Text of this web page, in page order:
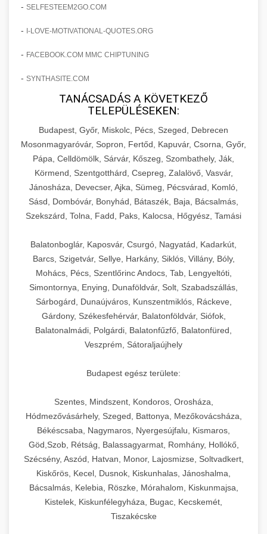
amelyek valós eredményeket hoznak.
szonyegtisztito.net
marketing stratégiai tervrajz
útjáról, bemutatva az utat a küzdő praxistól a
virágzó vállalkozásig 150%-os növekedéssel.
klinika átalakulási történet
Érdeklődés 150%-os Fokozása
Technikák és módszerek a páciensek
érdeklődésének és elkötelezettségének drámai
növeléséhez. Egy 150%-os fellendülési
esettanulmány gyakorlati betekintésekkel.
weboldal-keszites.co
elkötelezettség erősítési módszerek
🎮 19. AI Google Ads és Meta
Kampány Kezelés
Fejlett AI-alapú Google Ads és Meta hirdetési
kampánykezelés. Optimalizálja hirdetési
költségvetését gépi tanulással és
automatizálással.
aikampany.hu AI hirdetési automatizálás
🍞 20. Ipari Dagasztógép +
Professzionális ipari dagasztógépek és
tésztakeverő gépek pékségek és kereskedelmi
konyhák számára. Masszív konstrukció
megbízható teljesítményhez.
chef-iparikonyhagepek.hu
kereskedelmi tésztakeverő
🔪 21. Ipari Szeletelőgép +
Ipari hús- és sajtszeletelő gépek professzionális
élelmiszer-előkészítéshez. Precíziós vágás
állítható vastagság beállítással.
chef-iparikonyhagepek.hu
professzionális élelmiszer szeletelő
📦 22. Vákuumozó Gép +
Kereskedelmi vákuumcsomagoló berendezések
élelmiszerek tartósításához. Hosszabbítsa a
szavatossági időt és tartsa meg a termék
frissességét.
🎁 23. Vákuumfóliázó Gép +
Ipari vákuumfóliázó gépek professzionális
Hatékony lezárási és tartósítási megoldások.
chef-iparikonyhagepek.hu
kereskedelmi csomagoló gép
professzionális konyhák számára. Nagy
kapacitású sütő- és főzőberendezés precíz
hőmérséklet-szabályozással.
chef-iparikonyhagepek.hu
kereskedelmi sütősütő
❄️ 25. Ipari Hűtőszekrény +
Professzionális hűtőegységek és hűtőkamrák
kereskedelmi konyhák számára.
Energiahatékony hűtési megoldások nagy
kapacitással.
chef-iparikonyhagepek.hu
💧 26. Ipari Mosogatógép +
Kereskedelmi mosogatóberendezések nagy
forgalmú éttermi műveletekhez. Gyors tisztítási
ciklusok fertőtlenítési képességekkel.
🧀 27. Ipari Sajtreszelő Gép +
- SELFESTEEM2GO.COM
- I-LOVE-MOTIVATIONAL-QUOTES.ORG
- FACEBOOK.COM MMC CHIPTUNING
- SYNTHASITE.COM
TANÁCSADÁS A KÖVETKEZŐ
TELEPÜLÉSEKEN:
Budapest, Győr, Miskolc, Pécs, Szeged, Debrecen
Mosonmagyaróvár, Sopron, Fertőd, Kapuvár, Csorna, Győr,
Pápa, Celldömölk, Sárvár, Kőszeg, Szombathely, Ják,
Körmend, Szentgotthárd, Csepreg, Zalalövő, Vasvár,
Jánosháza, Devecser, Ajka, Sümeg, Pécsvárad, Komló,
Sásd, Dombóvár, Bonyhád, Bátaszék, Baja, Bácsalmás,
Szekszárd, Tolna, Fadd, Paks, Kalocsa, Hőgyész, Tamási
Balatonboglár, Kaposvár, Csurgó, Nagyatád, Kadarkút,
Barcs, Szigetvár, Sellye, Harkány, Siklós, Villány, Bóly,
Mohács, Pécs, Szentlőrinc Andocs, Tab, Lengyeltóti,
Simontornya, Enying, Dunaföldvár, Solt, Szabadszállás,
Sárbogárd, Dunaújváros, Kunszentmiklós, Ráckeve,
Gárdony, Székesfehérvár, Balatonföldvár, Siófok,
Balatonalmádi, Polgárdi, Balatonfűzfő, Balatonfüred,
Veszprém, Sátoraljaújhely
Budapest egész területe:
Szentes, Mindszent, Kondoros, Orosháza,
Hódmezővásárhely, Szeged, Battonya, Mezőkovácsháza,
Békéscsaba, Nagymaros, Nyergesújfalu, Kismaros,
Göd,Szob, Rétság, Balassagyarmat, Romhány, Hollókő,
Szécsény, Aszód, Hatvan, Monor, Lajosmizse, Soltvadkert,
Kiskőrös, Kecel, Dusnok, Kiskunhalas, Jánoshalma,
Bácsalmás, Kelebia, Röszke, Mórahalom, Kiskunmajsa,
Kistelek, Kiskunfélegyháza, Bugac, Kecskemét,
Tiszakécske